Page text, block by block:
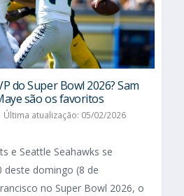
do Super Bowl 2026? Sam
são os favoritos
Última atualização: 05/02/2026
e Seattle Seahawks se
deste domingo (8 de
no Super Bowl 2026, o